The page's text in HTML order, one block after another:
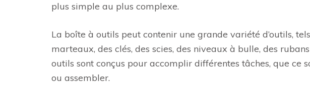
plus simple au plus complexe.
La boîte à outils peut contenir une grande variété d’outils,
marteaux, des clés, des scies, des niveaux à bulle, des
outils sont conçus pour accomplir différentes tâches, que ce
ou assembler.